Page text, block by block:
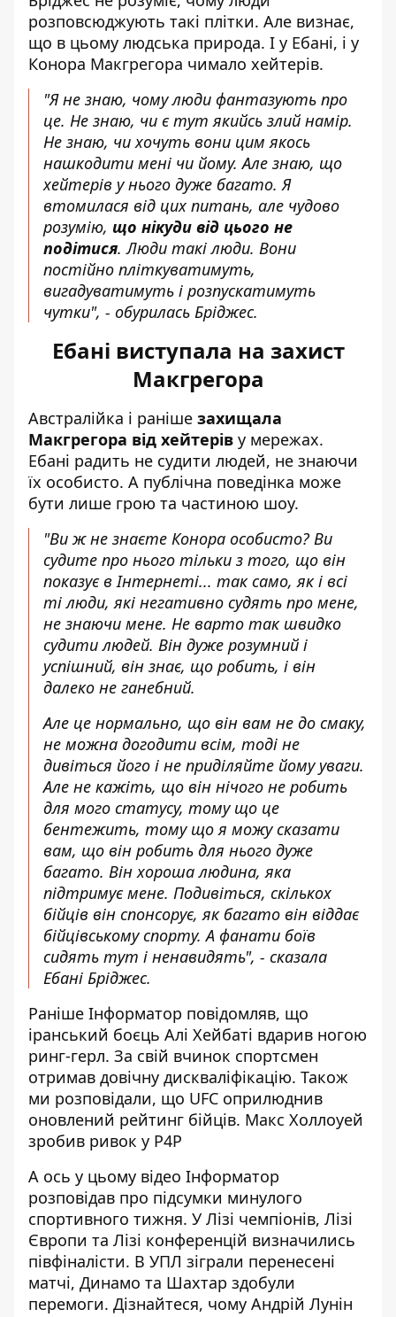
розповсюджують такі плітки. Але визнає,
що в цьому людська природа. І у Ебані, і у
Конора Макгрегора чимало хейтерів.
"Я не знаю, чому люди фантазують про
це. Не знаю, чи є тут якийсь злий намір.
Не знаю, чи хочуть вони цим якось
нашкодити мені чи йому. Але знаю, що
хейтерів у нього дуже багато. Я
втомилася від цих питань, але чудово
розумію, що нікуди від цього не
подітися. Люди такі люди. Вони
постійно пліткуватимуть,
вигадуватимуть і розпускатимуть
чутки", - обурилась Бріджес.
Ебані виступала на захист
Макгрегора
Австралійка і раніше захищала
Макгрегора від хейтерів у мережах.
Ебані радить не судити людей, не знаючи
їх особисто. А публічна поведінка може
бути лише грою та частиною шоу.
"Ви ж не знаєте Конора особисто? Ви
судите про нього тільки з того, що він
показує в Інтернеті... так само, як і всі
ті люди, які негативно судять про мене,
не знаючи мене. Не варто так швидко
судити людей. Він дуже розумний і
успішний, він знає, що робить, і він
далеко не ганебний.
Але це нормально, що він вам не до смаку,
не можна догодити всім, тоді не
дивіться його і не приділяйте йому уваги.
Але не кажіть, що він нічого не робить
для мого статусу, тому що це
бентежить, тому що я можу сказати
вам, що він робить для нього дуже
багато. Він хороша людина, яка
підтримує мене. Подивіться, скількох
бійців він спонсорує, як багато він віддає
бійцівському спорту. А фанати боїв
сидять тут і ненавидять", - сказала
Ебані Бріджес.
Раніше Інформатор повідомляв, що
іранський боєць Алі Хейбаті вдарив ногою
ринг-герл. За свій вчинок спортсмен
отримав довічну дискваліфікацію. Також
ми розповідали, що UFC оприлюднив
оновлений рейтинг бійців. Макс Холлоуей
зробив ривок у P4P
А ось у цьому відео Інформатор
розповідав про підсумки минулого
спортивного тижня. У Лізі чемпіонів, Лізі
Європи та Лізі конференцій визначились
півфіналісти. В УПЛ зіграли перенесені
матчі, Динамо та Шахтар здобули
перемоги. Дізнайтеся, чому Андрій Лунін